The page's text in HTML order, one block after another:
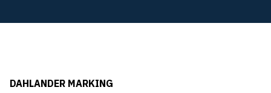
DAHLANDER MARKING